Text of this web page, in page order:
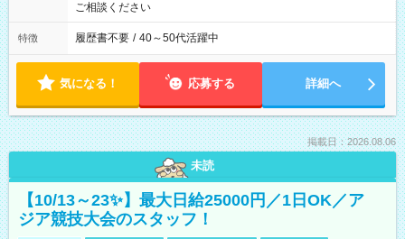
ご相談ください
特徴 履歴書不要 / 40～50代活躍中
気になる！ 応募する 詳細へ
掲載日：2026.08.06
未読
【10/13～23✨】最大日給25000円／1日OK／ア
ジア競技大会のスタッフ！